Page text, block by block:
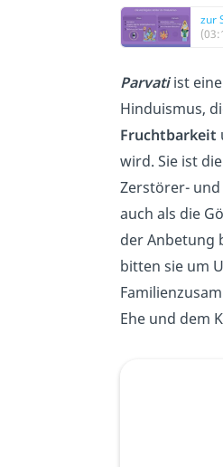
zur
Parvati ist
Hinduismus,
Fruchtbarkeit
wird. Sie ist
Zerstörer-
auch als die
der Anbetung
bitten sie um
Ehe und dem